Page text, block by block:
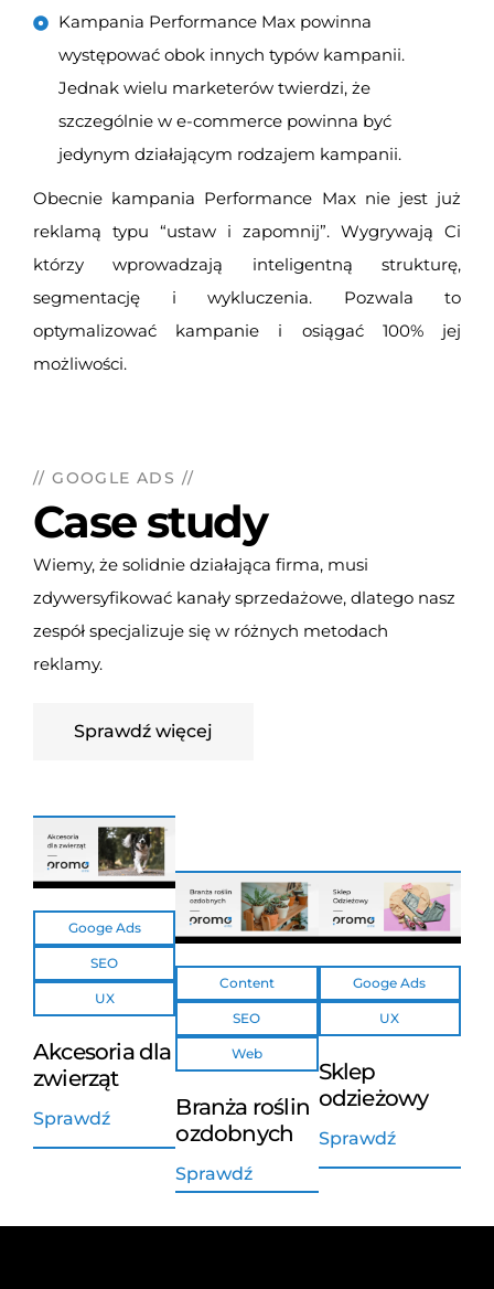
Kampania Performance Max powinna
występować obok innych typów kampanii.
Jednak wielu marketerów twierdzi, że
szczególnie w e-commerce powinna być
jedynym działającym rodzajem kampanii.
Obecnie kampania Performance Max nie jest już
reklamą typu “ustaw i zapomnij”. Wygrywają Ci
którzy wprowadzają inteligentną strukturę,
segmentację i wykluczenia. Pozwala to
optymalizować kampanie i osiągać 100% jej
możliwości.
// GOOGLE ADS //
Case study
Wiemy, że solidnie działająca firma, musi
zdywersyfikować kanały sprzedażowe, dlatego nasz
zespół specjalizuje się w różnych metodach
reklamy.
Sprawdź więcej
Googe Ads
SEO
UX
Akcesoria dla
zwierząt
Sprawdź
Content
SEO
Web
Branża roślin
ozdobnych
Sprawdź
Googe Ads
UX
Sklep
odzieżowy
Sprawdź